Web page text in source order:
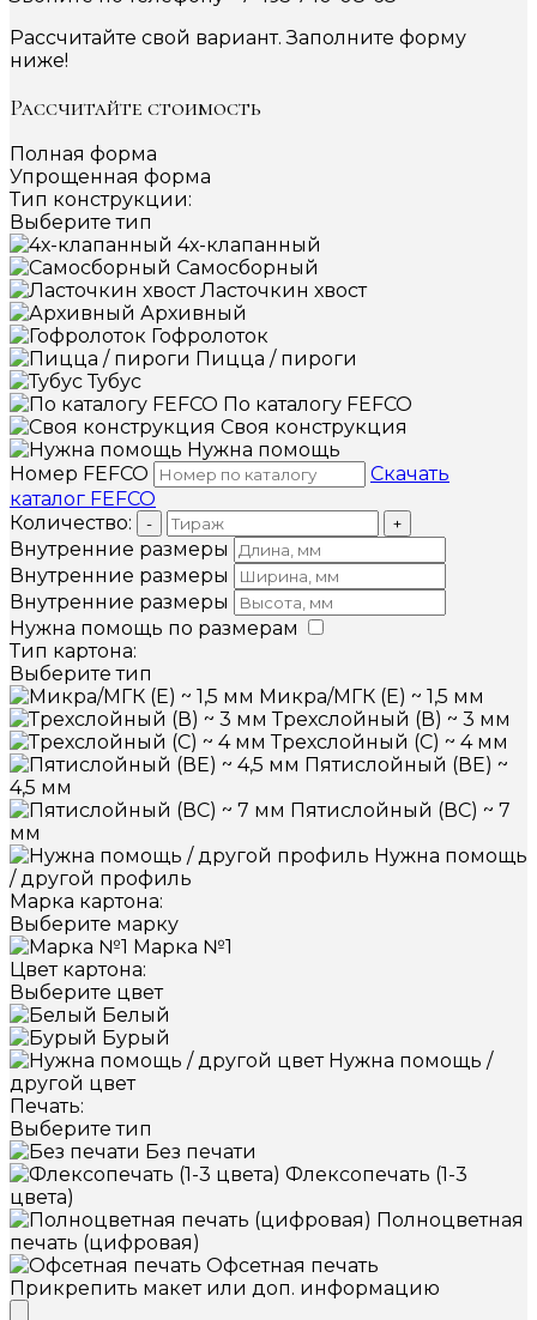
Рассчитайте свой вариант. Заполните форму
ниже!
Рассчитайте стоимость
Полная форма
Упрощенная форма
Тип конструкции:
Выберите тип
4х-клапанный
Самосборный
Ласточкин хвост
Архивный
Гофролоток
Пицца / пироги
Тубус
По каталогу FEFCO
Своя конструкция
Нужна помощь
Номер FEFCO
Скачать
каталог FEFCO
Количество:
- +
Внутренние размеры
Внутренние размеры
Внутренние размеры
Нужна помощь по размерам
Тип картона:
Выберите тип
Микра/МГК (Е) ~ 1,5 мм
Трехслойный (В) ~ 3 мм
Трехслойный (С) ~ 4 мм
Пятислойный (ВЕ) ~
4,5 мм
Пятислойный (ВС) ~ 7
мм
Нужна помощь
/ другой профиль
Марка картона:
Выберите марку
Марка №1
Цвет картона:
Выберите цвет
Белый
Бурый
Нужна помощь /
другой цвет
Печать:
Выберите тип
Без печати
Флексопечать (1-3
цвета)
Полноцветная
печать (цифровая)
Офсетная печать
Прикрепить макет или доп. информацию